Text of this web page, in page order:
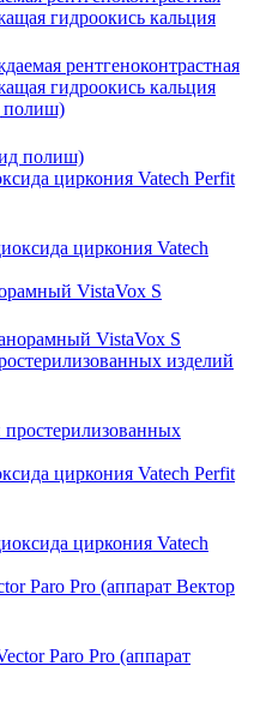
гидроокись кальция
полиш)
циркония Vatech Perfit
VistaVox S
изделий
циркония Vatech Perfit
Paro Pro (аппарат Вектор